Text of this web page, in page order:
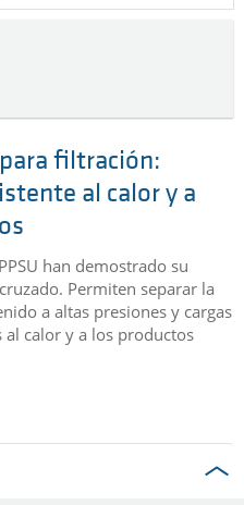
filtración:
al calor y a
han demostrado su
Permiten separar la
a altas presiones y cargas
al calor y a los productos